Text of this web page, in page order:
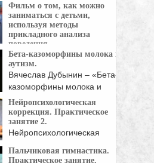
Фильм о том, как можно
заниматься с детьми,
используя методы
прикладного анализа
поведения.
Фильм о том, как можно
Бета-казоморфины молока и
аутизм.
Вячеслав Дубынин – «Бета-
казоморфины молока и
аутизм» Выступление ...
Нейропсихологическая
коррекция. Практическое
занятие 2.
Нейропсихологическая
— комплекс специальных
Пальчиковая гимнастика.
Практическое занятие.